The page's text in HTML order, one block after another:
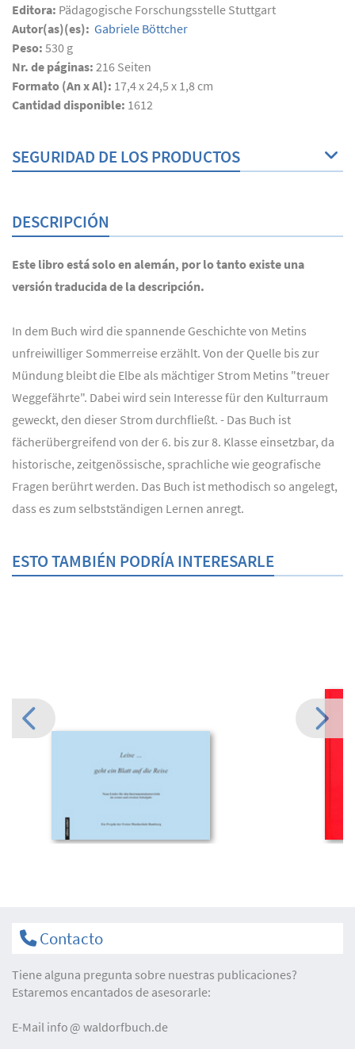
Editora: Pädagogische Forschungsstelle Stuttgart
Autor(as)(es): Gabriele Böttcher
Peso: 530 g
Nr. de páginas: 216 Seiten
Formato (An x Al): 17,4 x 24,5 x 1,8 cm
Cantidad disponible: 1612
SEGURIDAD DE LOS PRODUCTOS
DESCRIPCIÓN
Este libro está solo en alemán, por lo tanto existe una
versión traducida de la descripción.
In dem Buch wird die spannende Geschichte von Metins
unfreiwilliger Sommerreise erzählt. Von der Quelle bis zur
Mündung bleibt die Elbe als mächtiger Strom Metins "treuer
Weggefährte". Dabei wird sein Interesse für den Kulturraum
geweckt, den dieser Strom durchfließt. - Das Buch ist
fächerübergreifend von der 6. bis zur 8. Klasse einsetzbar, da
historische, zeitgenössische, sprachliche wie geografische
Fragen berührt werden. Das Buch ist methodisch so angelegt,
dass es zum selbstständigen Lernen anregt.
ESTO TAMBIÉN PODRÍA INTERESARLE
Contacto
Tiene alguna pregunta sobre nuestras publicaciones?
Estaremos encantados de asesorarle:
E-Mail info waldorfbuch.de